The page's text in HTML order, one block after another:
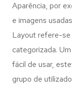
Aparência, por
e imagens
Layout refere-se
categorizada.
fácil de usar,
grupo de